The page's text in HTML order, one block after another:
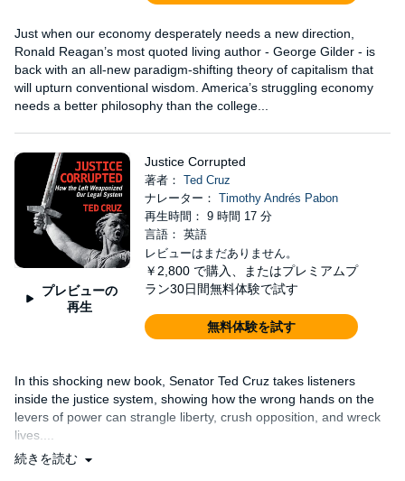
Just when our economy desperately needs a new direction,
Ronald Reagan’s most quoted living author - George Gilder - is
back with an all-new paradigm-shifting theory of capitalism that
will upturn conventional wisdom. America’s struggling economy
needs a better philosophy than the college...
プレビューの
再生
Justice Corrupted
著者： Ted Cruz
ナレーター： Timothy Andrés Pabon
再生時間： 9 時間 17 分
言語： 英語
レビューはまだありません。
￥2,800 で購入、またはプレミアムプ
ラン30日間無料体験で試す
無料体験を試す
In this shocking new book, Senator Ted Cruz takes listeners
inside the justice system, showing how the wrong hands on the
levers of power can strangle liberty, crush opposition, and wreck
lives....
続きを読む